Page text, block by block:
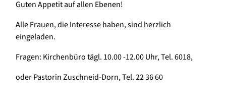
Guten Appetit auf allen Ebenen!
Alle Frauen, die Interesse haben, sind herzlich
eingeladen.
Fragen: Kirchenbüro tägl. 10.00 -12.00 Uhr, Tel. 6018,
oder Pastorin Zuschneid-Dorn, Tel. 22 36 60